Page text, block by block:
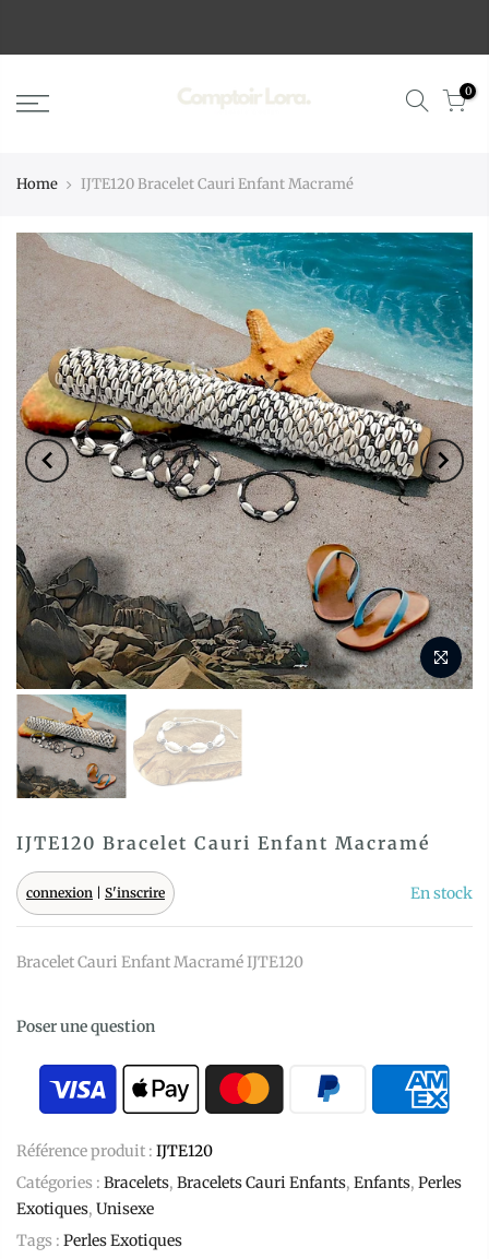
0
Home IJTE120 Bracelet Cauri Enfant Macramé
IJTE120 Bracelet Cauri Enfant Macramé
connexion S'inscrire En stock
Bracelet Cauri Enfant Macramé IJTE120
Poser une question
Référence produit : IJTE120
Catégories : Bracelets, Bracelets Cauri Enfants, Enfants, Perles
Exotiques, Unisexe
Tags : Perles Exotiques